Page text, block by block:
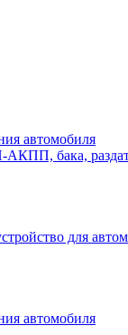
автомобиля
АКПП, бака,
для
автомобиля